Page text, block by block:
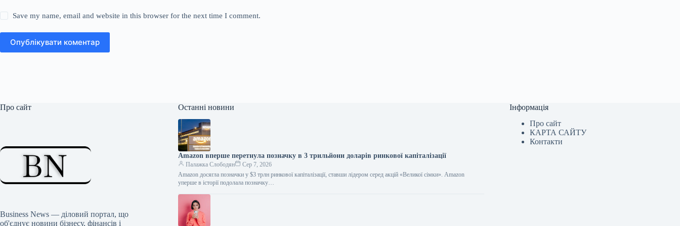
Save my name, email and website in this browser for the next time I comment.
Опублікувати коментар
Про сайт
Business News — діловий портал, що
об'єднує новини бізнесу, фінансів і
Останні новини
Amazon вперше перетнула позначку в 3 трильйони доларів ринкової капіталізації
Палажка Слободян
Сер 7, 2026
Amazon досягла позначки у $3 трлн ринкової капіталізації, ставши лідером серед акцій «Великої сімки». Amazon
уперше в історії подолала позначку…
Інформація
Про сайт
КАРТА САЙТУ
Контакти